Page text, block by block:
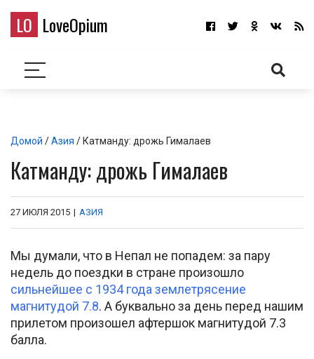
LO LoveOpium
Домой /Азия / Катманду: дрожь Гималаев
Катманду: дрожь Гималаев
27 ИЮЛЯ 2015 | АЗИЯ
Мы думали, что в Непал не попадем: за пару
недель до поездки в стране произошло
сильнейшее с 1934 года землетрясение
магнитудой 7.8. А буквально за день перед нашим
прилетом произошел афтершок магнитудой 7.3
балла.